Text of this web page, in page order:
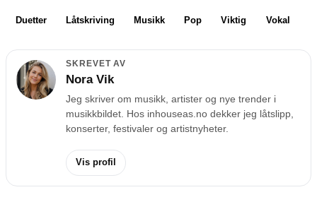
Duetter Låtskriving Musikk Pop Viktig Vokal
SKREVET AV
Nora Vik
Jeg skriver om musikk, artister og nye trender i
musikkbildet. Hos inhouseas.no dekker jeg låtslipp,
konserter, festivaler og artistnyheter.
Vis profil